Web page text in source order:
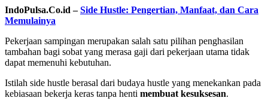
IndoPulsa.Co.id –Side Hustle: Pengertian, Manfaat, dan Cara
Memulainya
Pekerjaan sampingan merupakan salah satu pilihan penghasilan
tambahan bagi sobat yang merasa gaji dari pekerjaan utama tidak
dapat memenuhi kebutuhan.
Istilah side hustle berasal dari budaya hustle yang menekankan pada
kebiasaan bekerja keras tanpa henti membuat kesuksesan.